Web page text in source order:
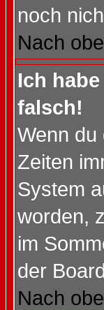
noch
Nach
Ich
falsch!
Wenn du
Zeiten
System
worden,
im
der
Nach